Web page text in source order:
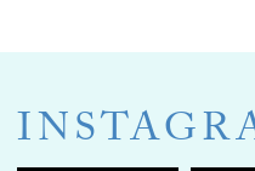
2025年6月【福岡博多院】が
2024.06.11